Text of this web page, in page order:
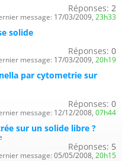
Réponses: 2
message: 17/03/2009, 23h33
solide
Réponses: 0
message: 17/03/2009, 20h19
par cytometrie sur
Réponses: 0
message: 12/12/2008, 07h44
sur un solide libre ?
Réponses: 5
message: 05/05/2008, 20h15